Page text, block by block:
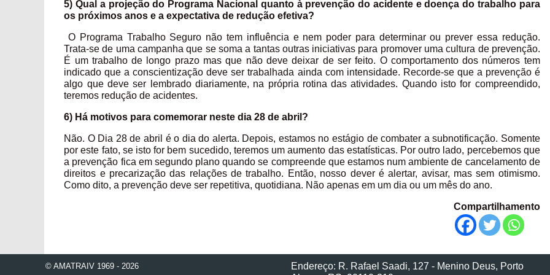
5) Qual a projeção do Programa Nacional quanto à prevenção do acidente e doença do trabalho para
os próximos anos e a expectativa de redução efetiva?
O Programa Trabalho Seguro não tem influência e nem poder para determinar ou prever essa redução.
Trata-se de uma campanha que se soma a tantas outras iniciativas para promover uma cultura de prevenção.
É um trabalho de longo prazo mas que não deve deixar de ser feito. O comportamento dos números tem
indicado que a conscientização deve ser trabalhada ainda com intensidade. Recorde-se que a prevenção é
algo que deve ser lembrado diariamente, na própria rotina das atividades. Quando isto for compreendido,
teremos redução de acidentes.
6) Há motivos para comemorar neste dia 28 de abril?
Não. O Dia 28 de abril é o dia do alerta. Depois, estamos no estágio de combater a subnotificação. Somente
por este fato, se isto for bem sucedido, teremos um aumento das estatísticas. Por outro lado, percebemos que
a prevenção fica em segundo plano quando se compreende que estamos num ambiente de cancelamento de
direitos e precarização das relações de trabalho. Então, nosso dever é alertar, avisar, mas sem otimismo.
Como dito, a prevenção deve ser repetitiva, quotidiana. Não apenas em um dia ou um mês do ano.
Compartilhamento
© AMATRAIV 1969 - 2026
Endereço: R. Rafael Saadi, 127 - Menino Deus, Porto